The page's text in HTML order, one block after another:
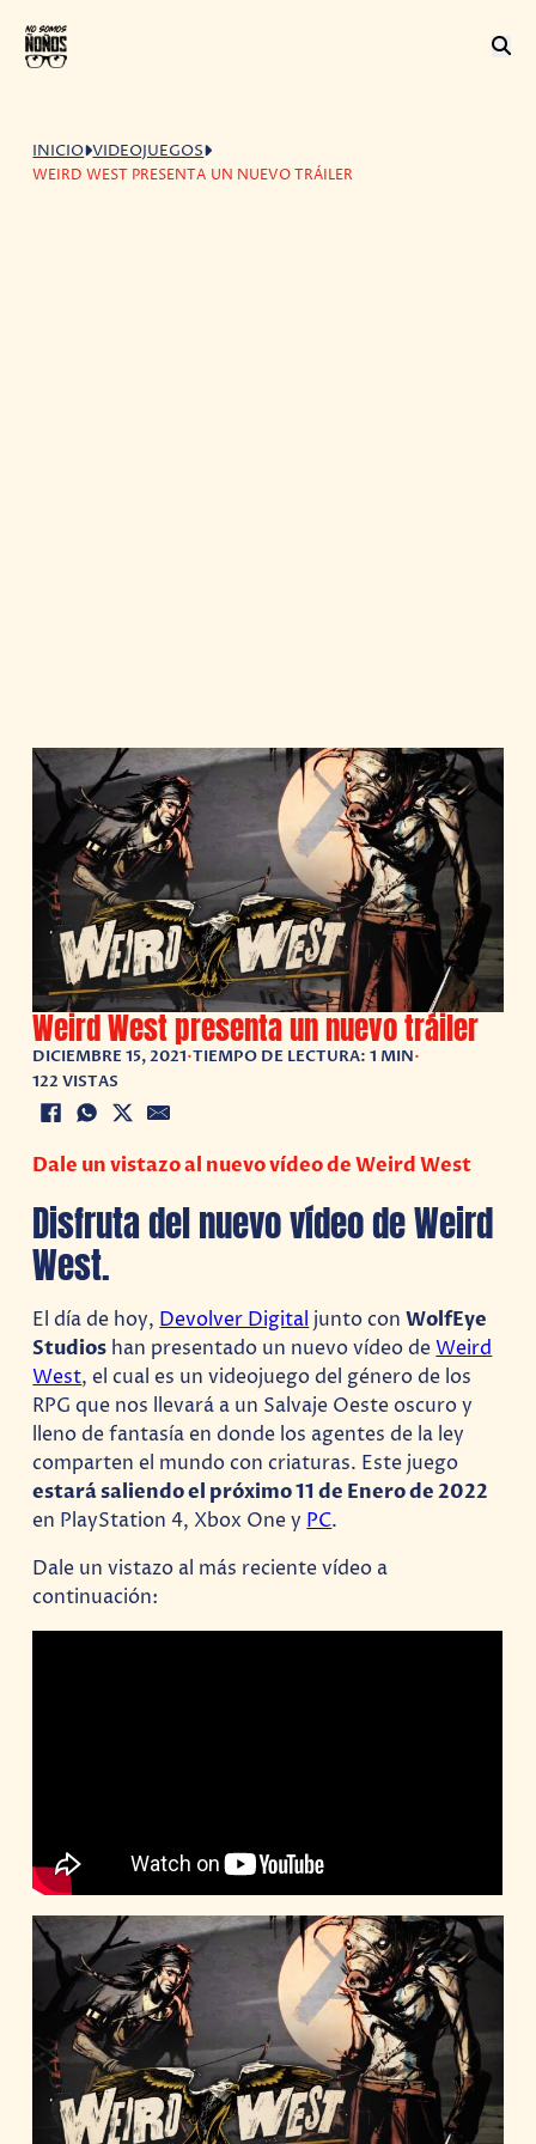
INICIO VIDEOJUEGOS
WEIRD WEST PRESENTA UN NUEVO TRÁILER
Weird West presenta un nuevo tráiler
DICIEMBRE 15, 2021•TIEMPO DE LECTURA: 1 MIN•
122 VISTAS
Dale un vistazo al nuevo vídeo de Weird West
Disfruta del nuevo vídeo de Weird
West.
El día de hoy, Devolver Digital junto conWolfEye
Studios han presentado un nuevo vídeo deWeird
West, el cual es un videojuego del género de los
RPG que nos llevará a un Salvaje Oeste oscuro y
lleno de fantasía en donde los agentes de la ley
comparten el mundo con criaturas. Este juego
estará saliendo el próximo 11 de Enero de 2022
en PlayStation 4, Xbox One y PC.
Dale un vistazo al más reciente vídeo a
continuación: